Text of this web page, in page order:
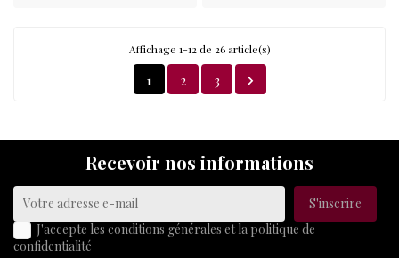
Affichage 1-12 de 26 article(s)
1 2 3 
Recevoir nos informations
J'accepte les conditions générales et la politique de
confidentialité